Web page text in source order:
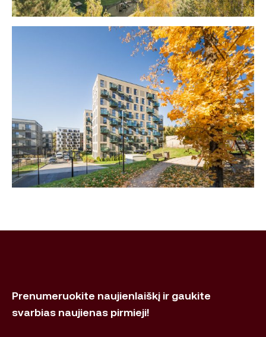
Prenumeruokite naujienlaiškį ir gaukite
svarbias naujienas pirmieji!